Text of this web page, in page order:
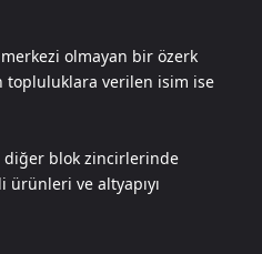
olmayan bir özerk
topluluklara verilen isim ise
diğer blok zincirlerinde
ve altyapıyı